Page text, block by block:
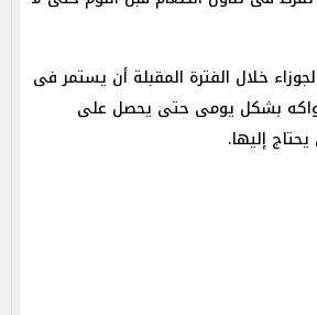
خلال الفترة المقبلة أن يستمر فى
بشكل يومى حتى يحصل على
إليها.